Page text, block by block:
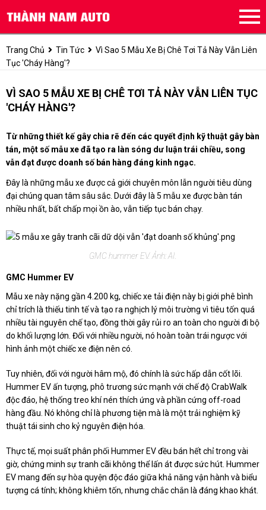
Trang Chủ Tin Tức
Vì Sao 5 Mẫu Xe Bị Chê Tơi Tả Này Vẫn Liên
Tục 'cháy Hàng'?
VÌ SAO 5 MẪU XE BỊ CHÊ TƠI TẢ NÀY VẪN LIÊN TỤC
'CHÁY HÀNG'?
Từ những thiết kế gây chia rẽ đến các quyết định kỹ thuật gây bàn
tán, một số mẫu xe đã tạo ra làn sóng dư luận trái chiều, song
vẫn đạt được doanh số bán hàng đáng kinh ngạc.
Đây là những mẫu xe được cả giới chuyên môn lẫn người tiêu dùng
đại chúng quan tâm sâu sắc. Dưới đây là 5 mẫu xe được bàn tán
nhiều nhất, bất chấp mọi ồn ào, vẫn tiếp tục bán chạy.
GMC hummer EV. Ảnh: AI.
GMC Hummer EV
Mẫu xe này nặng gần 4.200 kg, chiếc xe tải điện này bị giới phê bình
chỉ trích là thiếu tinh tế và tạo ra nghịch lý môi trường vì tiêu tốn quá
nhiều tài nguyên chế tạo, đồng thời gây rủi ro an toàn cho người đi bộ
do khối lượng lớn. Đối với nhiều người, nó hoàn toàn trái ngược với
hình ảnh một chiếc xe điện nên có.
Tuy nhiên, đối với người hâm mộ, đó chính là sức hấp dẫn cốt lõi.
Hummer EV ấn tượng, phô trương sức mạnh với chế độ CrabWalk
độc đáo, hệ thống treo khí nén thích ứng và phần cứng off-road
hàng đầu. Nó không chỉ là phương tiện mà là một trải nghiệm kỹ
thuật tái sinh cho kỷ nguyên điện hóa.
Thực tế, mọi suất phân phối Hummer EV đều bán hết chỉ trong vài
giờ, chứng minh sự tranh cãi không thể lấn át được sức hút. Hummer
EV mang đến sự hòa quyện độc đáo giữa khả năng vận hành và biểu
tượng cá tính; không khiêm tốn, nhưng chắc chắn là đáng khao khát.